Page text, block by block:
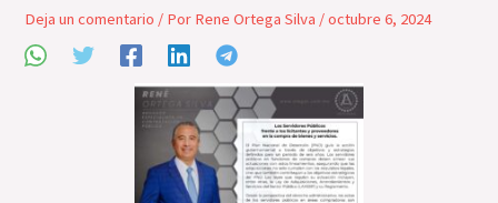
Deja un comentario / Por Rene Ortega Silva /octubre 6, 2024